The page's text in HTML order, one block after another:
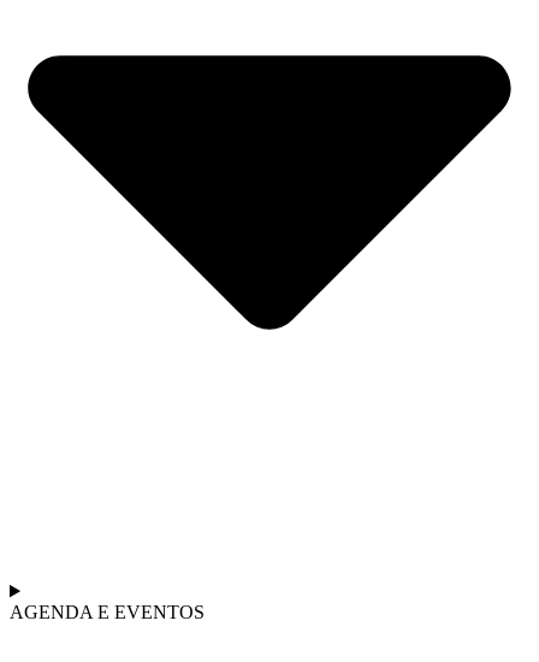
AGENDA E EVENTOS